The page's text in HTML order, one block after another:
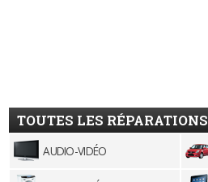
TOUTES LES RÉPARATIONS
AUDIO-VIDÉO